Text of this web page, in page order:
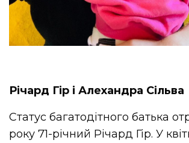
Річард Гір і Алехандра Сільва
Статус багатодітного батька
року 71-річний Річард Гір. У